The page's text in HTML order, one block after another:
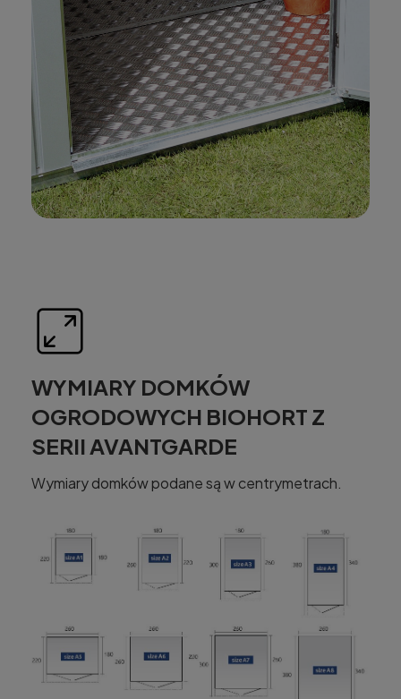
WYMIARY DOMKÓW
OGRODOWYCH BIOHORT Z
SERII AVANTGARDE
Wymiary domków podane są w centrymetrach.